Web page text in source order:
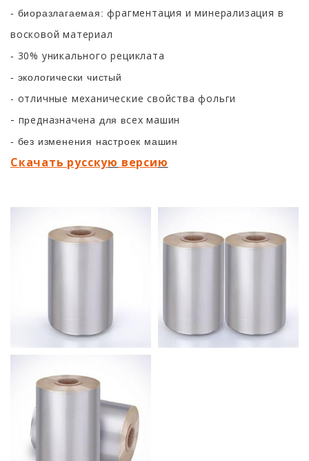
- биоразлагаемая:фрагментация и минерализация в
восковой материал
- 30% уникального рециклата
- экологически чистый
- отличные механические свойства фольги
- предназначена для всехмашин
- без изменения настроек машин
Скачать pyccкyю версию